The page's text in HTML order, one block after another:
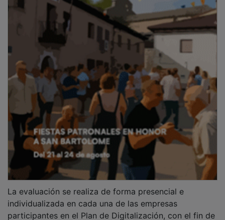
individualizada en cada una de las empresas
participantes en el Plan de Digitalización, con el fin de